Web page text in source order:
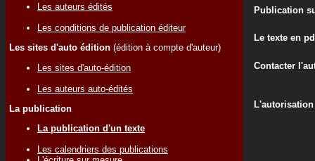
Les auteurs édités
Les conditions de publication éditeur
Les sites d'auto édition (édition à compte d'auteur)
Les sites d'auto-édition
Les auteurs auto-édités
La publication
La publication d'un texte
Les calendriers des publications
Publication
Le texte en
Contacter
L'autorisation